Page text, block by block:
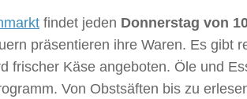
findet jeden Donnerstag von
präsentieren ihre Waren. Es gibt
frischer Käse angeboten. Öle und
Von Obstsäften bis zu